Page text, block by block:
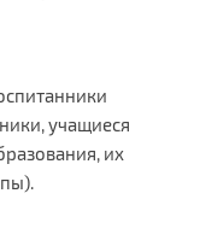
учащиеся
их